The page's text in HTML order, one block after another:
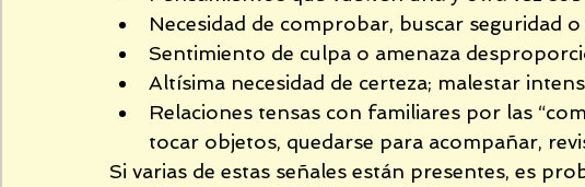
Necesidad de comprobar, buscar seguridad
Sentimiento de culpa o amenaza
Altísima necesidad de certeza; malestar
Relaciones tensas con familiares por las
tocar objetos, quedarse para acompañar,
Si varias de estas señales están presentes, es